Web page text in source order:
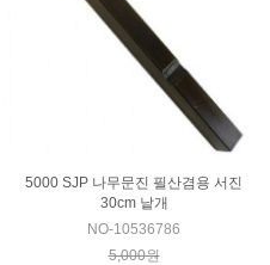
5000 SJP 나무문진 필산겸용 서진
30cm 낱개
NO-10536786
5,000원